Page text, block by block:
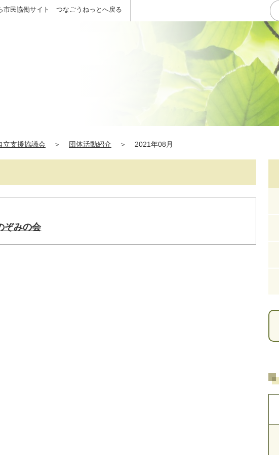
市民協働サイト つなごうねっとへ戻る
立支援協議会 ＞ 団体活動紹介 ＞ 2021年08月
ぞみの会